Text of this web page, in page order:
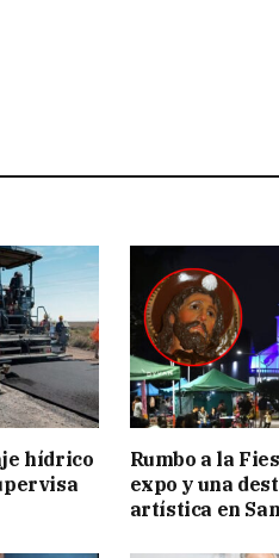
hídrico
Rumbo a la
expo y una
artística en